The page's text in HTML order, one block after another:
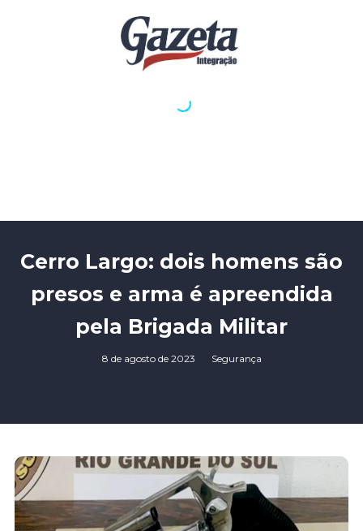
Cerro Largo: dois homens são
presos e arma é apreendida
pela Brigada Militar
8 de agosto de 2023 Segurança